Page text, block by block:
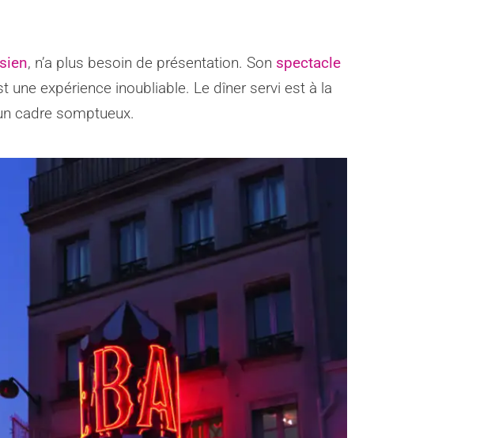
, n’a plus besoin de présentation. Son spectacle
expérience inoubliable. Le dîner servi est à la
cadre somptueux.